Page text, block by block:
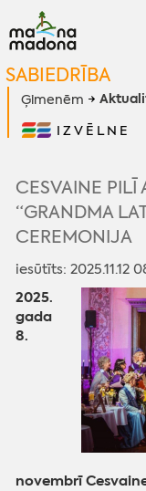
SABIEDRĪBA
Ģimenēm
IZVĒLNE
CESVAINE PILĪ
“GRANDMA
CEREMONIJA
iesūtīts: 2025.11.12
2025.
gada
8.
novembrī